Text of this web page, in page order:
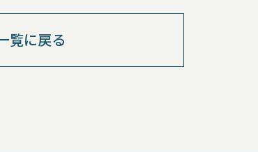
覧に戻る